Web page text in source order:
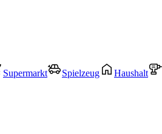
Supermarkt Spielzeug Haushalt